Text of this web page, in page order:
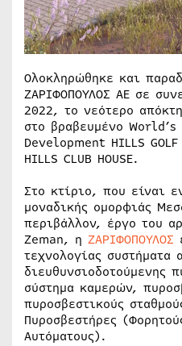
Ολοκληρώθηκε και
ΖΑΡΙΦΟΠΟΥΛΟΣ ΑΕ σε
2022, το νεότερο
στο βραβευμένο
Development HILLS GOLF
HILLS CLUB HOUSE.
Στο κτίριο, που είναι
μοναδικής ομορφιάς
περιβάλλον, έργο του
Zeman, η ΖΑΡΙΦΟΠΟΥΛΟΣ
τεχνολογίας συστήματα
διευθυνσιοδοτούμενης
σύστημα καμερών,
πυροσβεστικούς
Πυροσβεστήρες
Αυτόματους).